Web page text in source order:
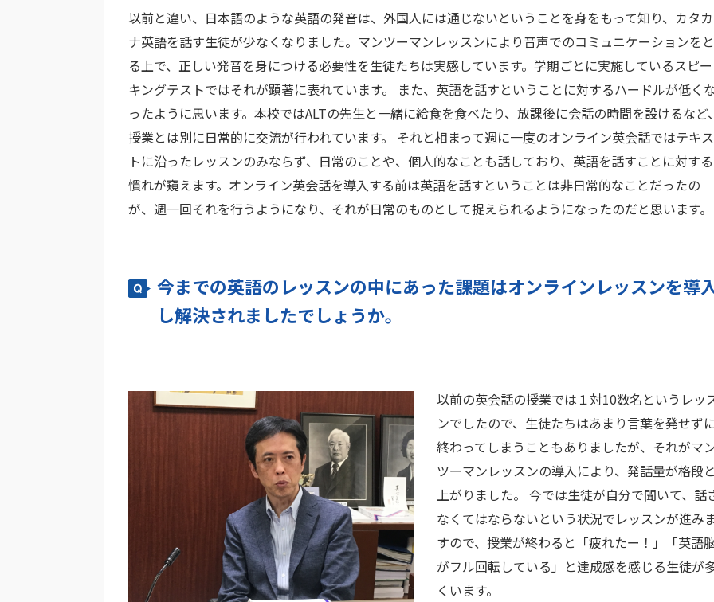
以前と違い、日本語のような英語の発音は、外国人には通じないということを身をもって知り、カタカ
ナ英語を話す生徒が少なくなりました。マンツーマンレッスンにより音声でのコミュニケーションをと
る上で、正しい発音を身につける必要性を生徒たちは実感しています。学期ごとに実施しているスピー
キングテストではそれが顕著に表れています。 また、英語を話すということに対するハードルが低く
ったように思います。本校ではALTの先生と一緒に給食を食べたり、放課後に会話の時間を設けるなど、
授業とは別に日常的に交流が行われています。 それと相まって週に一度のオンライン英会話ではテキス
トに沿ったレッスンのみならず、日常のことや、個人的なことも話しており、英語を話すことに対する
慣れが窺えます。オンライン英会話を導入する前は英語を話すということは非日常的なことだったの
が、週一回それを行うようになり、それが日常のものとして捉えられるようになったのだと思います。
今までの英語のレッスンの中にあった課題はオンラインレッスンを導
し解決されましたでしょうか。
以前の英会話の授業では１対10数名というレッ
ンでしたので、生徒たちはあまり言葉を発せず
終わってしまうこともありましたが、それがマ
ツーマンレッスンの導入により、発話量が格段と
上がりました。 今では生徒が自分で聞いて、話
なくてはならないという状況でレッスンが進み
すので、授業が終わると「疲れたー！」「英語
がフル回転している」と達成感を感じる生徒が
くいます。